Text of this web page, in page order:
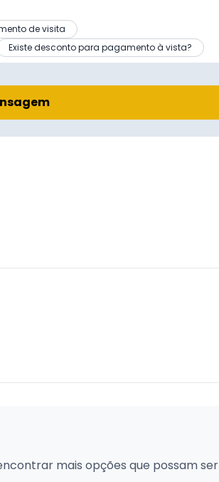
de visita
Existe desconto para pagamento à vista?
mais opções que possam ser